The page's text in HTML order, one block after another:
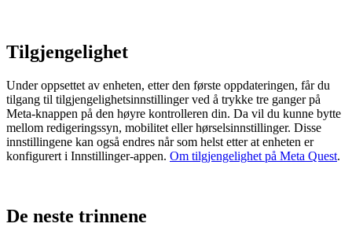
Tilgjengelighet
Under oppsettet av enheten, etter den første oppdateringen, får du
tilgang til tilgjengelighetsinnstillinger ved å trykke tre ganger på
Meta-knappen på den høyre kontrolleren din. Da vil du kunne bytte
mellom redigeringssyn, mobilitet eller hørselsinnstillinger. Disse
innstillingene kan også endres når som helst etter at enheten er
konfigurert i Innstillinger-appen. Om tilgjengelighet på Meta Quest.
De neste trinnene